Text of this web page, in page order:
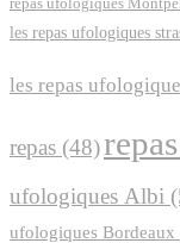
repas ufologiques
les repas ufologiques
les repas
repas (48)
ufologiques Albi
ufologiques Bordeaux